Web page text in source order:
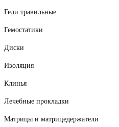
Гели травильные
Гемостатики
Диски
Изоляция
Клинья
Лечебные прокладки
Матрицы и матрицедержатели